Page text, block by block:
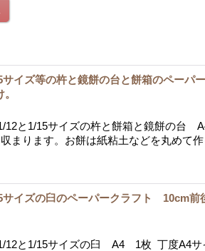
サイズ等の杵と鏡餅の台と餅箱のペー
12と1/15サイズの杵と餅箱と鏡餅の台
まります。お餅は紙粘土などを丸めて
サイズの臼のペーパークラフト 10cm前
12と1/15サイズの臼 A4 1枚 丁度A4サ